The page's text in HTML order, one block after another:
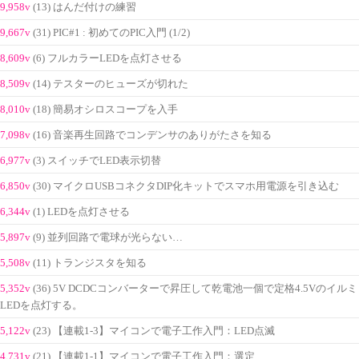
9,958v (13) はんだ付けの練習
9,667v (31) PIC#1 : 初めてのPIC入門 (1/2)
8,609v (6) フルカラーLEDを点灯させる
8,509v (14) テスターのヒューズが切れた
8,010v (18) 簡易オシロスコープを入手
7,098v (16) 音楽再生回路でコンデンサのありがたさを知る
6,977v (3) スイッチでLED表示切替
6,850v (30) マイクロUSBコネクタDIP化キットでスマホ用電源を引き込む
6,344v (1) LEDを点灯させる
5,897v (9) 並列回路で電球が光らない…
5,508v (11) トランジスタを知る
5,352v (36) 5V DCDCコンバーターで昇圧して乾電池一個で定格4.5Vのイルミ
LEDを点灯する。
5,122v (23) 【連載1-3】マイコンで電子工作入門：LED点滅
4,731v